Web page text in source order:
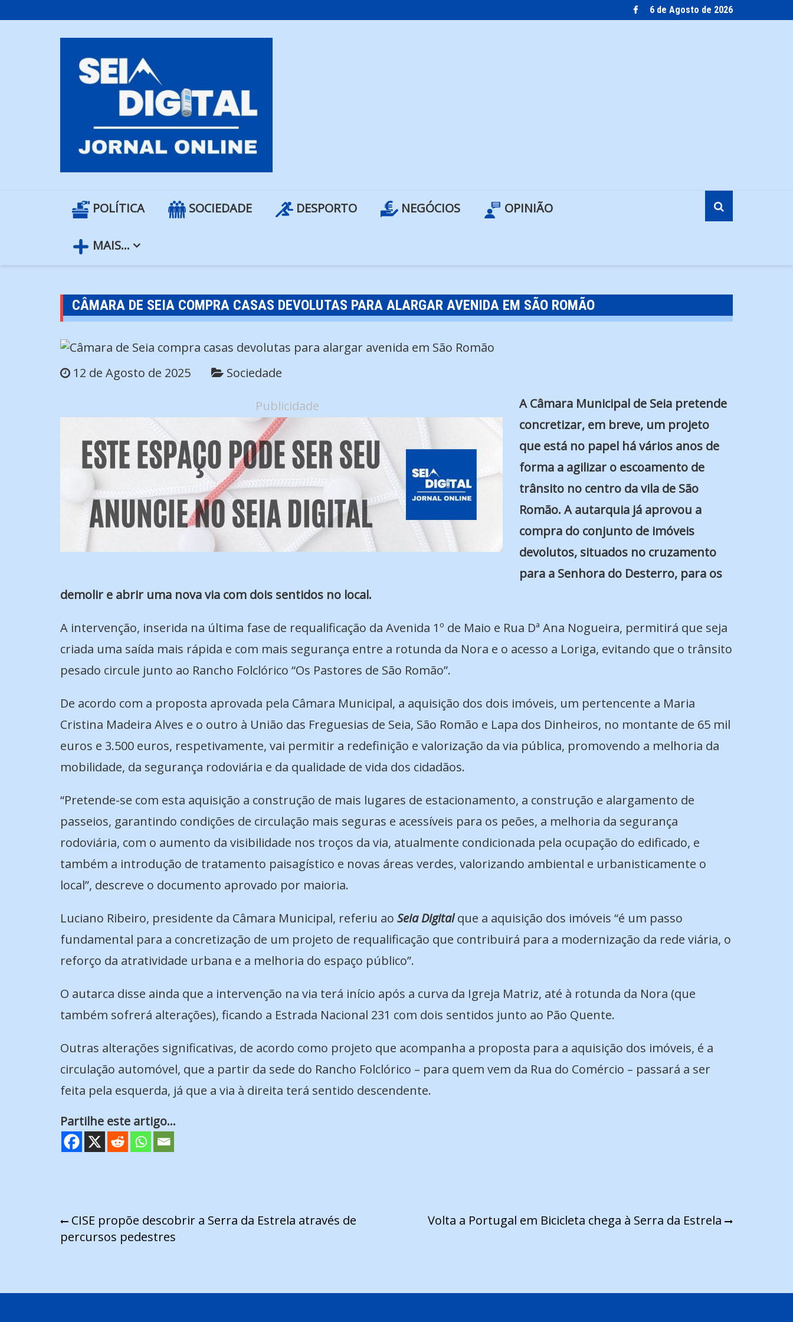
to
6 de Agosto de 2026
POLÍTICA SOCIEDADE DESPORTO NEGÓCIOS OPINIÃO
MAIS…
CÂMARA DE SEIA COMPRA CASAS DEVOLUTAS PARA ALARGAR AVENIDA EM SÃO ROMÃO
12 de Agosto de 2025 Sociedade
Publicidade
A Câmara Municipal de Seia pretende
concretizar, em breve, um projeto
que está no papel há vários anos de
forma a agilizar o escoamento de
trânsito no centro da vila de São
Romão. A autarquia já aprovou a
compra do conjunto de imóveis
devolutos, situados no cruzamento
para a Senhora do Desterro, para os
demolir e abrir uma nova via com dois sentidos no local.
A intervenção, inserida na última fase de requalificação da Avenida 1º de Maio e Rua Dª Ana Nogueira, permitirá que seja
criada uma saída mais rápida e com mais segurança entre a rotunda da Nora e o acesso a Loriga, evitando que o trânsito
pesado circule junto ao Rancho Folclórico “Os Pastores de São Romão”.
De acordo com a proposta aprovada pela Câmara Municipal, a aquisição dos dois imóveis, um pertencente a Maria
Cristina Madeira Alves e o outro à União das Freguesias de Seia, São Romão e Lapa dos Dinheiros, no montante de 65 mil
euros e 3.500 euros, respetivamente, vai permitir a redefinição e valorização da via pública, promovendo a melhoria da
mobilidade, da segurança rodoviária e da qualidade de vida dos cidadãos.
“Pretende-se com esta aquisição a construção de mais lugares de estacionamento, a construção e alargamento de
passeios, garantindo condições de circulação mais seguras e acessíveis para os peões, a melhoria da segurança
rodoviária, com o aumento da visibilidade nos troços da via, atualmente condicionada pela ocupação do edificado, e
também a introdução de tratamento paisagístico e novas áreas verdes, valorizando ambiental e urbanisticamente o
local”, descreve o documento aprovado por maioria.
Luciano Ribeiro, presidente da Câmara Municipal, referiu ao Seia Digitalque a aquisição dos imóveis “é um passo
fundamental para a concretização de um projeto de requalificação que contribuirá para a modernização da rede viária, o
reforço da atratividade urbana e a melhoria do espaço público”.
O autarca disse ainda que a intervenção na via terá início após a curva da Igreja Matriz, até à rotunda da Nora (que
também sofrerá alterações), ficando a Estrada Nacional 231 com dois sentidos junto ao Pão Quente.
Outras alterações significativas, de acordo como projeto que acompanha a proposta para a aquisição dos imóveis, é a
circulação automóvel, que a partir da sede do Rancho Folclórico – para quem vem da Rua do Comércio – passará a ser
feita pela esquerda, já que a via à direita terá sentido descendente.
Partilhe este artigo...
Navegação
de
CISE propõe descobrir a Serra da Estrela através de
percursos pedestres
Volta a Portugal em Bicicleta chega à Serra da Estrela